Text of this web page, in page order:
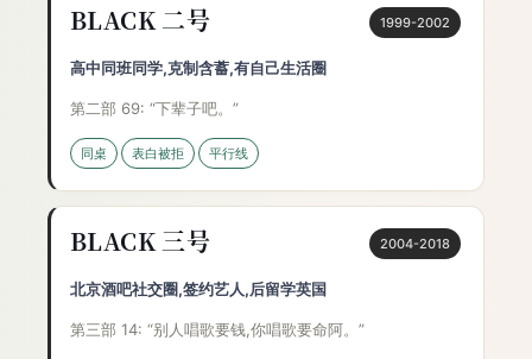
BLACK 二号 1999-2002
高中同班同学,克制含蓄,有自己生活圈
第二部 69: “下辈子吧。”
同桌 表白被拒 平行线
BLACK 三号 2004-2018
北京酒吧社交圈,签约艺人,后留学英国
第三部 14: “别人唱歌要钱,你唱歌要命阿。”